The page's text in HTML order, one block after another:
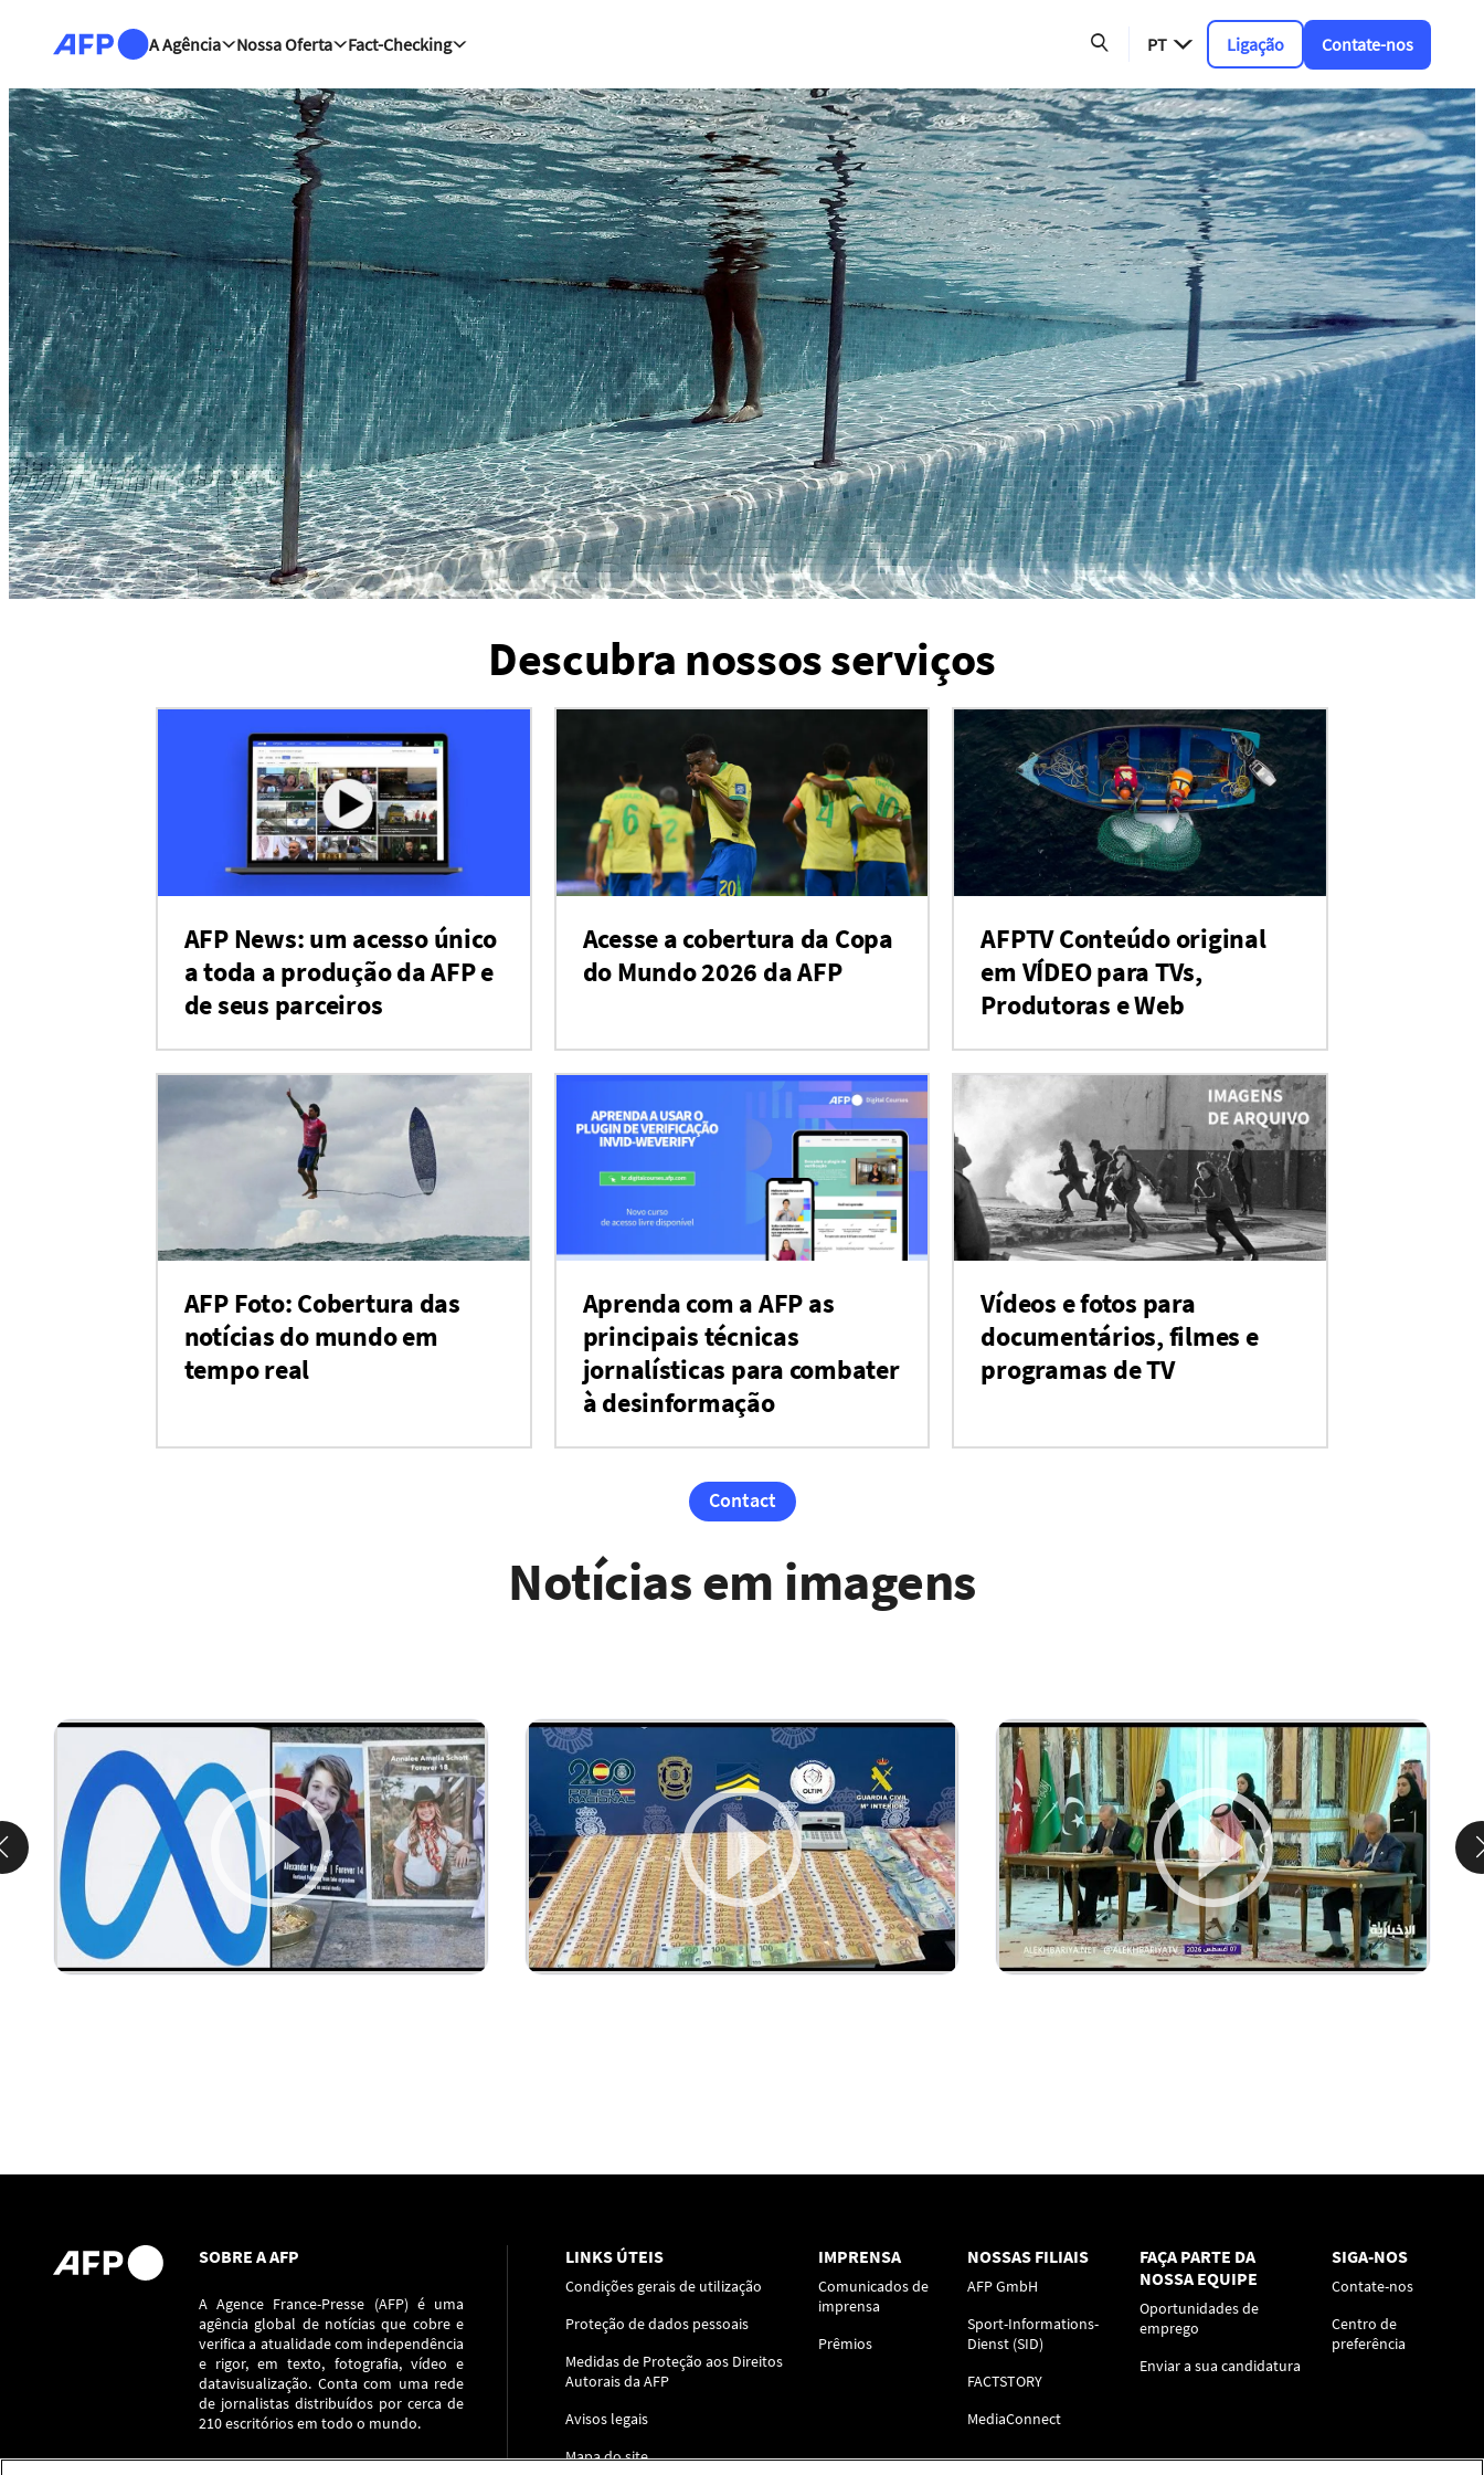
A Agência
Nossa Oferta Fact-Checking PT Ligação Contate-nos
Notícias | AFP.com
Descubra nossos serviços
AFP News: um acesso único
a toda a produção da AFP e
de seus parceiros
Acesse a cobertura da Copa
do Mundo 2026 da AFP
AFPTV Conteúdo original
em VÍDEO para TVs,
Produtoras e Web
AFP Foto: Cobertura das
notícias do mundo em
tempo real
Aprenda com a AFP as
principais técnicas
jornalísticas para combater
à desinformação
Vídeos e fotos para
documentários, filmes e
programas de TV
Contact
Notícias em imagens
SOBRE A AFP
A Agence France-Presse (AFP) é uma
agência global de notícias que cobre e
verifica a atualidade com independência
e rigor, em texto, fotografia, vídeo e
datavisualização. Conta com uma rede
de jornalistas distribuídos por cerca de
210 escritórios em todo o mundo.
LINKS ÚTEIS
Condições gerais de utilização
Proteção de dados pessoais
Medidas de Proteção aos Direitos
Autorais da AFP
Avisos legais
Mapa do site
IMPRENSA
Comunicados de
imprensa
Prêmios
NOSSAS FILIAIS
AFP GmbH
Sport-Informations-
Dienst (SID)
FACTSTORY
MediaConnect
FAÇA PARTE DA
NOSSA EQUIPE
Oportunidades de
emprego
Enviar a sua candidatura
SIGA-NOS
Contate-nos
Centro de
preferência